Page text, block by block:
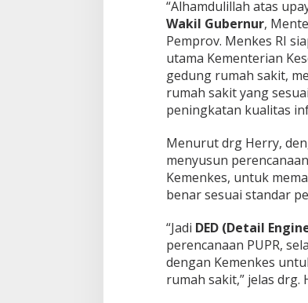
“Alhamdulillah atas
Wakil Gubernur,
Pemprov. Menkes RI
utama Kementerian
gedung rumah sakit,
rumah sakit yang
peningkatan kualitas
Menurut drg Herry,
menyusun
Kemenkes, untuk
benar sesuai standar
“Jadi DED (Detail
perencanaan PUPR,
dengan Kemenkes
rumah sakit,” jelas drg.